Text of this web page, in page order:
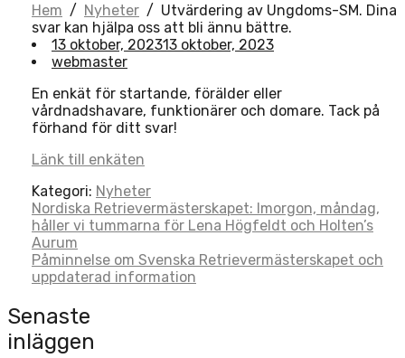
Hem / Nyheter / Utvärdering av Ungdoms-SM. Dina
svar kan hjälpa oss att bli ännu bättre.
13 oktober, 202313 oktober, 2023
webmaster
En enkät för startande, förälder eller
vårdnadshavare, funktionärer och domare. Tack på
förhand för ditt svar!
Länk till enkäten
Kategori: Nyheter
Post
navigation
Nordiska Retrievermästerskapet: Imorgon, måndag,
håller vi tummarna för Lena Högfeldt och Holten’s
Aurum
Påminnelse om Svenska Retrievermästerskapet och
uppdaterad information
Senaste
inläggen